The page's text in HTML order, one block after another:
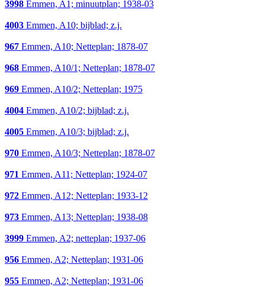
3998 Emmen, A1; minuutplan; 1938-03
4003 Emmen, A10; bijblad; z.j.
967 Emmen, A10; Netteplan; 1878-07
968 Emmen, A10/1; Netteplan; 1878-07
969 Emmen, A10/2; Netteplan; 1975
4004 Emmen, A10/2; bijblad; z.j.
4005 Emmen, A10/3; bijblad; z.j.
970 Emmen, A10/3; Netteplan; 1878-07
971 Emmen, A11; Netteplan; 1924-07
972 Emmen, A12; Netteplan; 1933-12
973 Emmen, A13; Netteplan; 1938-08
3999 Emmen, A2; netteplan; 1937-06
956 Emmen, A2; Netteplan; 1931-06
955 Emmen, A2; Netteplan; 1931-06